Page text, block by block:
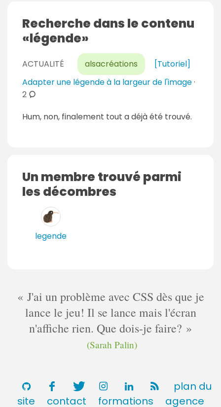
Recherche dans le contenu
légende
ACTUALITÉ alsacréations
[Tutoriel]
Adapter une légende à la largeur de l'image·
2c
m
a
i
Hum, non, finalement tout a déjà été trouvé.
Un membre trouvé parmi
les décombres
legende
J'ai un problème avec CSS dès que je
lance le jeu! Il se lance mais l'écran
n'affiche rien. Que dois-je faire?
(Sarah Palin)
plan du
site
contact formations agence